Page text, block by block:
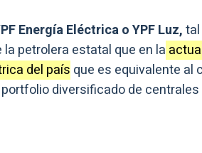
Energía Eléctrica o YPF Luz,
la petrolera estatal que en la
del país que es equivalente al
diversificado de